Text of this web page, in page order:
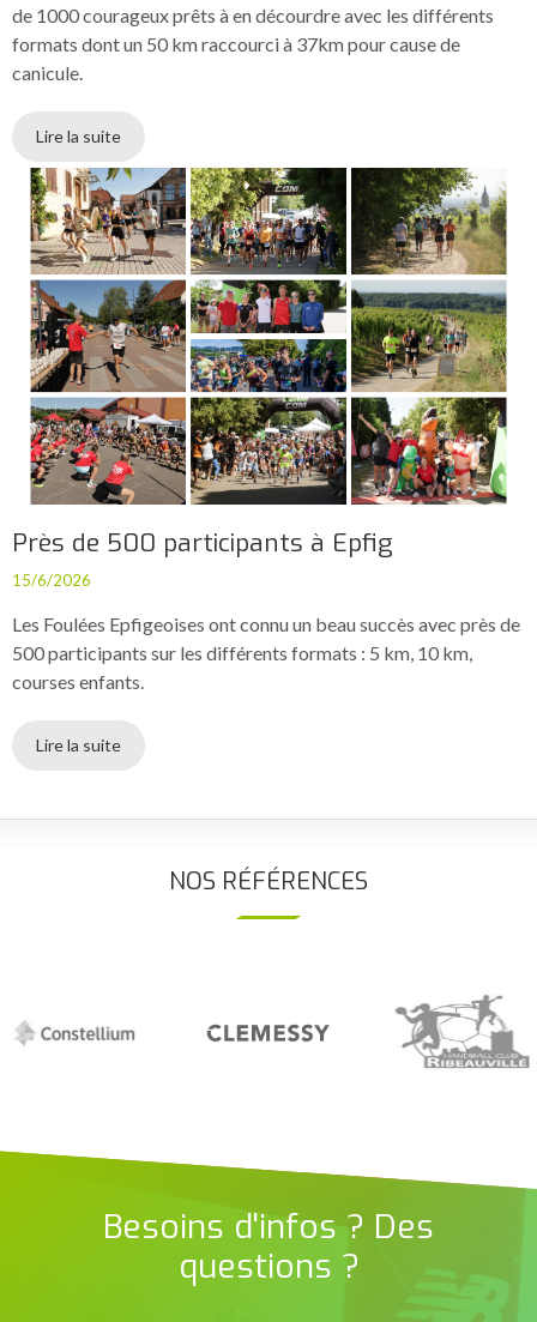
de 1000 courageux prêts à en décourdre avec les différents
formats dont un 50 km raccourci à 37km pour cause de
canicule.
Lire la suite
Près de 500 participants à Epfig
15/6/2026
Les Foulées Epfigeoises ont connu un beau succès avec près de
500 participants sur les différents formats : 5 km, 10 km,
courses enfants.
Lire la suite
NOS RÉFÉRENCES
Besoins d'infos ? Des
questions ?